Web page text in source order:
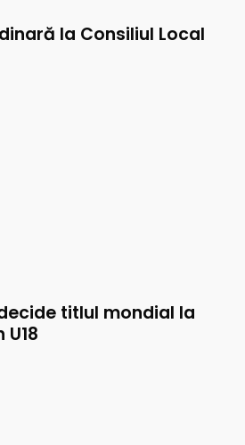
la Consiliul Local
titlul mondial la